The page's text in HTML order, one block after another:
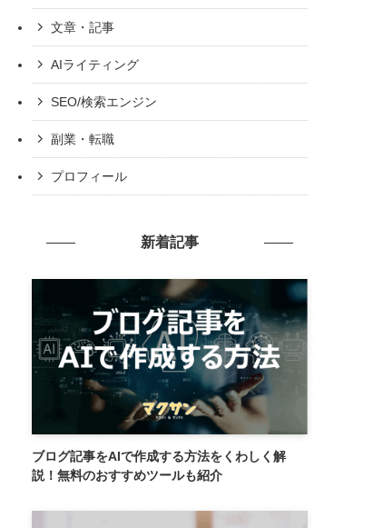
文章・記事
AIライティング
SEO/検索エンジン
副業・転職
プロフィール
新着記事
ブログ記事をAIで作成する方法をくわしく解
説！無料のおすすめツールも紹介